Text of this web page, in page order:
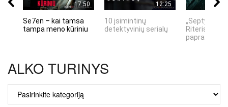
17:50
Se7en – kai tamsa
tampa meno kūriniu
12:25
10 įsimintinų
detektyvinių serialų
„Septynių
Riteris" – kai
ALKO TURINYS
ALKO
TURINYS